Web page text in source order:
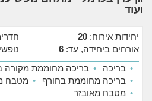
ועוד
יחידות אירוח: 20
אורחים ביחידה, עד: 6
• בריכה • בריכה מחוממת מקורה
• בריכה מחוממת בחורף • מטבח
• מטבח מאובזר